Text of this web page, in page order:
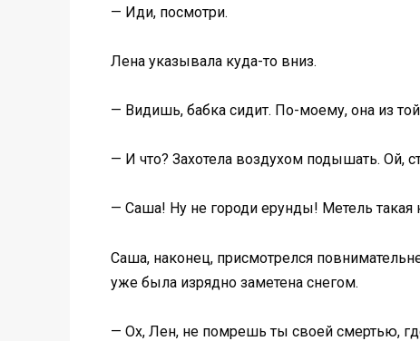
— Иди, посмотри.
Лена указывала куда-то вниз.
— Видишь, бабка сидит. По-моему, она из
— И что? Захотела воздухом подышать. Ой,
— Саша! Ну не городи ерунды! Метель
Саша, наконец, присмотрелся
уже была изрядно заметена снегом.
— Ох, Лен, не помрешь ты своей смертью,